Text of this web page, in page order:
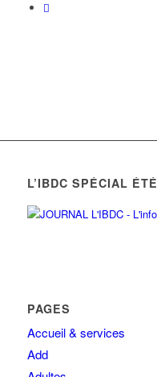
L’IBDC SPÉCIAL ÉTÉ
PAGES
Accueil & services
Add